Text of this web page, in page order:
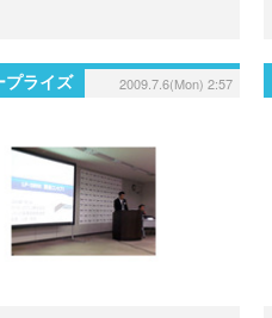
プライズ 2009.7.6(Mon) 2:57